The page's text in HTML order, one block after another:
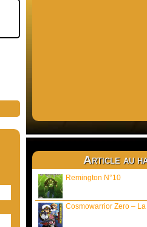
Article au
Remington N°10
Cosmowarrior Zero –